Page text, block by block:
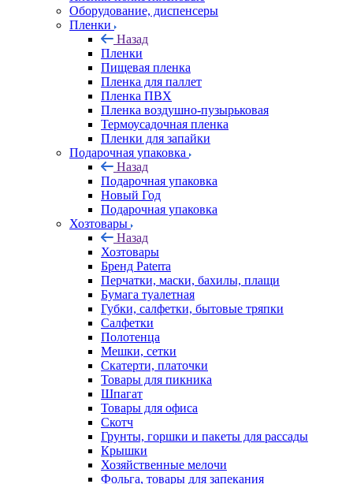
Оборудование, диспенсеры
Пленки
Назад
Пленки
Пищевая пленка
Пленка для паллет
Пленка ПВХ
Пленка воздушно-пузырьковая
Термоусадочная пленка
Пленки для запайки
Подарочная упаковка
Назад
Подарочная упаковка
Новый Год
Подарочная упаковка
Хозтовары
Назад
Хозтовары
Бренд Paterra
Перчатки, маски, бахилы, плащи
Бумага туалетная
Губки, салфетки, бытовые тряпки
Салфетки
Полотенца
Мешки, сетки
Скатерти, платочки
Товары для пикника
Шпагат
Товары для офиса
Скотч
Грунты, горшки и пакеты для рассады
Крышки
Хозяйственные мелочи
Фольга, товары для запекания